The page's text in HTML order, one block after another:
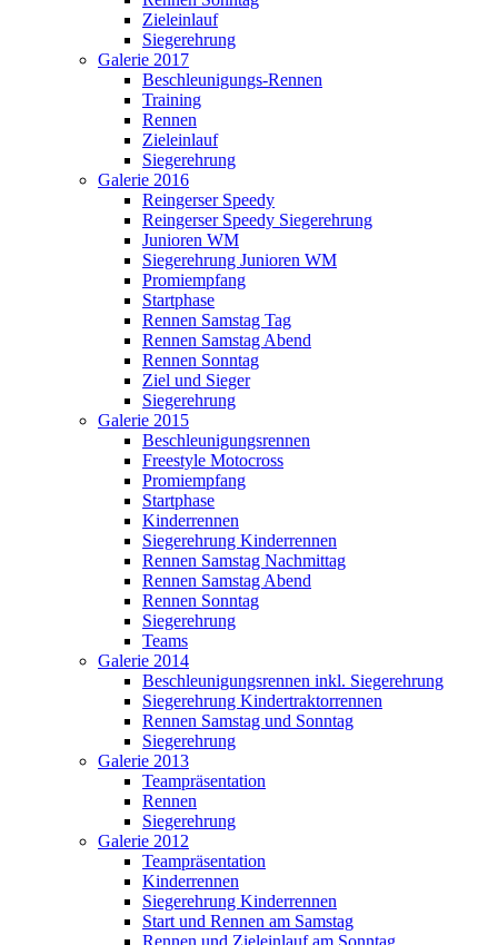
Zieleinlauf
Siegerehrung
Galerie 2017
Beschleunigungs-Rennen
Training
Rennen
Zieleinlauf
Siegerehrung
Galerie 2016
Reingerser Speedy
Reingerser Speedy Siegerehrung
Junioren WM
Siegerehrung Junioren WM
Promiempfang
Startphase
Rennen Samstag Tag
Rennen Samstag Abend
Rennen Sonntag
Ziel und Sieger
Siegerehrung
Galerie 2015
Beschleunigungsrennen
Freestyle Motocross
Promiempfang
Startphase
Kinderrennen
Siegerehrung Kinderrennen
Rennen Samstag Nachmittag
Rennen Samstag Abend
Rennen Sonntag
Siegerehrung
Teams
Galerie 2014
Beschleunigungsrennen inkl. Siegerehrung
Siegerehrung Kindertraktorrennen
Rennen Samstag und Sonntag
Siegerehrung
Galerie 2013
Teampräsentation
Rennen
Siegerehrung
Galerie 2012
Teampräsentation
Kinderrennen
Siegerehrung Kinderrennen
Start und Rennen am Samstag
Rennen und Zieleinlauf am Sonntag